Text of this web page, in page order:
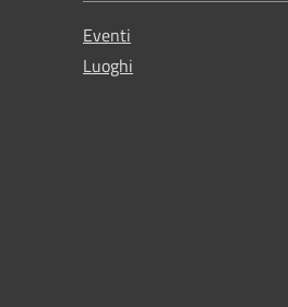
Eventi
Luoghi